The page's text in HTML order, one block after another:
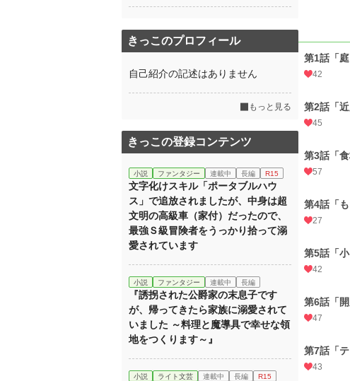
第1話「
42
第2話「
45
第3話「
57
第4話「
27
第5話「
42
第6話「
47
第7話「
43
きっこのプロフィール
自己紹介の記述はありません
もっと見る
きっこの登録コンテンツ
小説 ファンタジー 連載中 長編 R15
文字化けスキル「ポータブルハウ
ス」で追放されましたが、中身は超
文明の高級車（家付）だったので、
最強Ｓ級冒険者をうっかり拾って溺
愛されています
小説 ファンタジー 連載中 長編
『誘拐された公爵家の末息子です
が、帰ってきたら家族に溺愛されて
いました ～料理と魔導具で幸せな領
地をつくります～』
小説 ライト文芸 連載中 長編 R15